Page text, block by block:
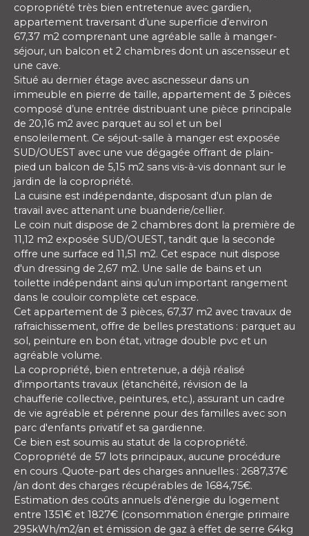
copropriété très bien entretenue avec gardien,
appartement traversant d’une superficie d’environ
67,37 m2 comprenant une agréable salle à manger-
séjour, un balcon et 2 chambres dont un ascensseur et
une cave.
Situé au dernier étage avec ascnesseur dans un
immeuble en pierre de taille, appartement de 3 pièces
composé d’une entrée distribuant une pièce principale
de 20,16 m2 avec parquet au sol et un bel
ensoleilement. Ce séjout-salle à manger est exposée
SUD/OUEST avec une vue dégagée offrant de plain-
pied un balcon de 5,15 m2 sans vis-à-vis donnant sur le
jardin de la copropriété.
La cuisine est indépendante, disposant d'un plan de
travail avec attenant une buanderie/cellier.
Le coin nuit dispose de 2 chambres dont la première de
11,12 m2 exposée SUD/OUEST, tandit que la seconde
offre une surface ed 11,51 m2. Cet espace nuit dispose
d'un dressing de 2,67 m2. Une salle de bains et un
toilette indépendant ainsi qu’un important rangement
dans le couloir complète cet espace.
Cet appartement de 3 pièces, 67,37 m2 avec travaux de
rafraichissement, offre de belles prestations : parquet au
sol, peinture en bon état, vitrage double pvc et un
agréable volume.
La copropriété, bien entretenue, a déjà réalisé
d'importants travaux (étanchéité, révision de la
chaufferie collective, peintures, etc.), assurant un cadre
de vie agréable et pérenne pour des familles avec son
parc d'enfants privatif et sa gardienne.
Ce bien est soumis au statut de la copropriété.
Copropriété de 57 lots principaux, aucune procédure
en cours .Quote-part des charges annuelles : 2687,37€
/an dont des charges récupérables de 1684,75€.
Estimation des coûts annuels d'énergie du logement
entre 1351€ et 1827€ (consommation énergie primaire
295kWh/m2/an et émission de gaz à effet de serre 64kg